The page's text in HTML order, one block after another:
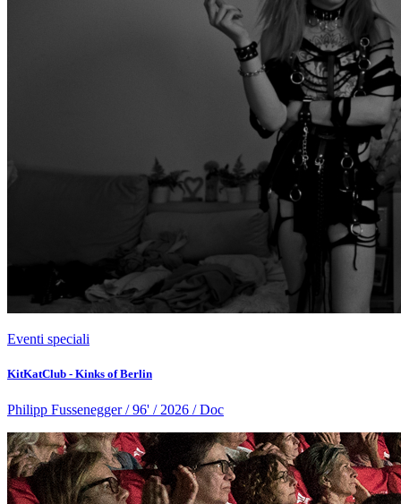
Eventi speciali
KitKatClub - Kinks of Berlin
Philipp Fussenegger / 96' / 2026 / Doc